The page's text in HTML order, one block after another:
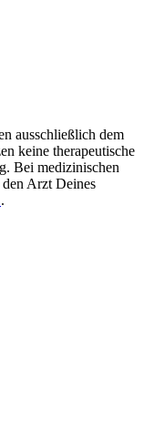
ausschließlich dem
keine therapeutische
Bei medizinischen
Arzt Deines
.